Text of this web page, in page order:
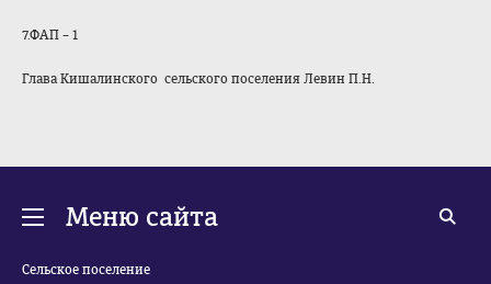
7.ФАП – 1
Глава Кишалинского сельского поселения Левин П.Н.
Меню сайта
Сельское поселение